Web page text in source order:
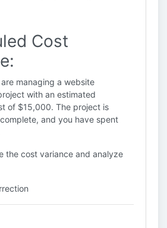
Cost
are managing a website
with an estimated
of $15,000. The project is
and you have spent
the cost variance and analyze